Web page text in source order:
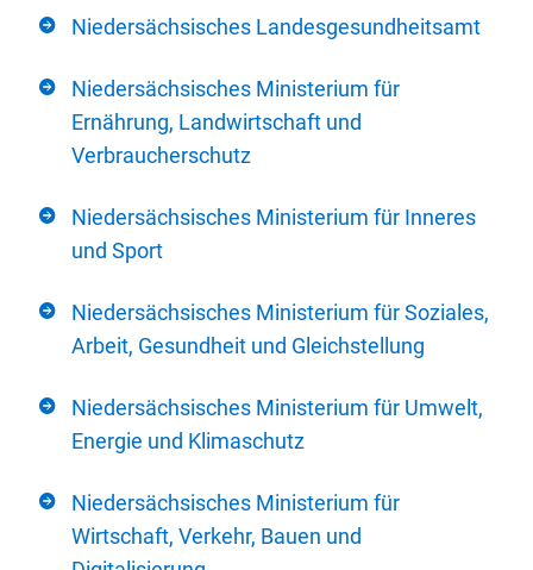
Niedersächsisches Landesgesundheitsamt
Niedersächsisches Ministerium für
Ernährung, Landwirtschaft und
Verbraucherschutz
Niedersächsisches Ministerium für Inneres
und Sport
Niedersächsisches Ministerium für Soziales,
Arbeit, Gesundheit und Gleichstellung
Niedersächsisches Ministerium für Umwelt,
Energie und Klimaschutz
Niedersächsisches Ministerium für
Wirtschaft, Verkehr, Bauen und